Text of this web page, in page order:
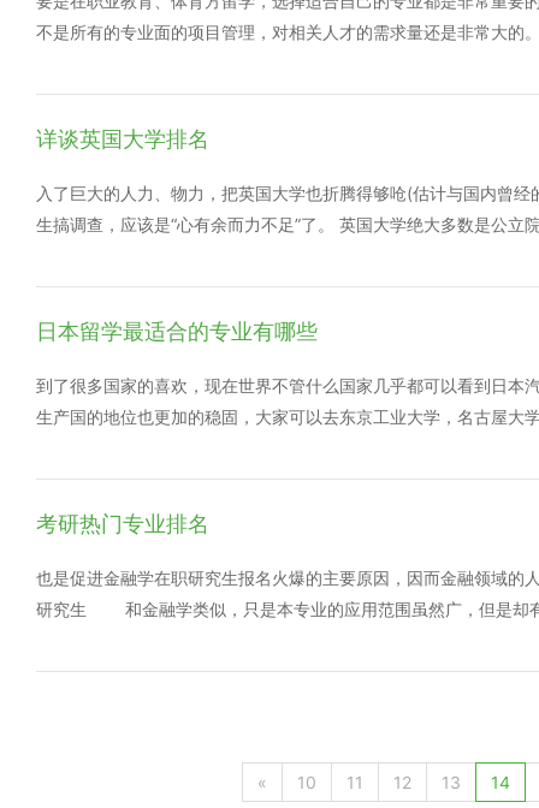
理基础，而且动手操作的能力也要强一些，等到以后毕业之后
说，如果你能够很好地学习这门专业的话，以后的工作是不用发愁
不是所有的专业面的项目管理，对相关人才的需求量还是非
明它有一个很好的教育和科技的支持。 热门专业有热门专业的
而已。冷门专业过一段时间也可能会变成热门，所以寻找适合自己
是提高自身能力的渠道，希望大家都能珍惜机会。
详谈英国大学排名
入了巨大的人力、物力，把英国大学也折腾得够呛(估计与国内曾经
生搞调查，应该是“心有余而力不足”了。 英国大学绝大多数是公立
句，“我们和牛津、剑桥差不多。” “酒香不怕巷子深”，高傲的英
大学说明你有眼力，不来说明你层次不够。 这样看来，除了看大
占的权重，如果某个学校只是学生升值率和就业率高，那我觉得
中国人无关的参数后，再看我们挑选的学校是否表现优异。 从这
调查2017年度(Times Higher Education Student Experience
日本留学最适合的专业有哪些
到了很多国家的喜欢，现在世界不管什么国家几乎都可以看到日本
生产国的地位也更加的稳固，大家可以去东京工业大学，名古屋大
业，日本是一个资源比较缺乏的国家，90%的资源都是靠进口的
系也变得很密切，特别是民间的交流，很多日本企业都集中在这
京大学，神户大学，京都大学等学习这些学校的商科专业都是非
的广泛，可以做市场营销人员，对外贸易人员，管理类的人员，还
考研热门专业排名
也是促进金融学在职研究生报名火爆的主要原因，因而金融领
研究生 和金融学类似，只是本专业的应用范围虽然广，但是却
者是负面心理亚健康正在不断地积累起来;而面对这种情况，心
所以，它也荣登排行榜。 9、医学在职研究生 就当前国内医
那些疑难杂症，或者是更为严格的医学疾病领域里面。为此，
« 10 11 12 13 14